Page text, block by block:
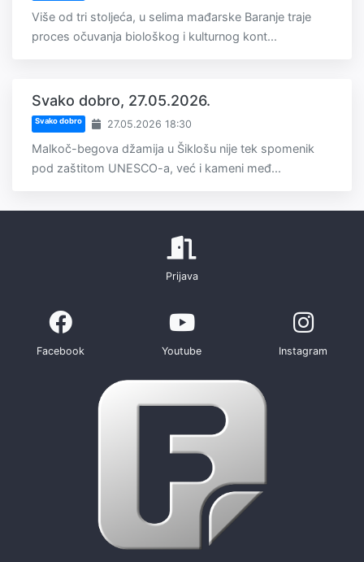
Više od tri stoljeća, u selima mađarske Baranje traje
proces očuvanja biološkog i kulturnog kont...
Svako dobro, 27.05.2026.
Svako dobro 27.05.2026 18:30
Malkoč-begova džamija u Šiklošu nije tek spomenik
pod zaštitom UNESCO-a, već i kameni međ...
Prijava
Facebook Youtube Instagram